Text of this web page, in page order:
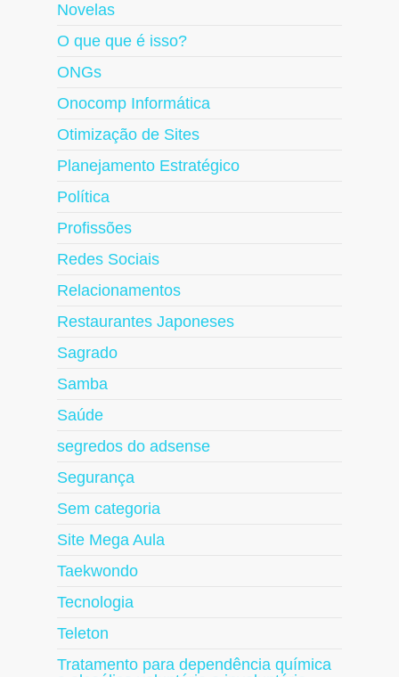
Novelas
O que que é isso?
ONGs
Onocomp Informática
Otimização de Sites
Planejamento Estratégico
Política
Profissões
Redes Sociais
Relacionamentos
Restaurantes Japoneses
Sagrado
Samba
Saúde
segredos do adsense
Segurança
Sem categoria
Site Mega Aula
Taekwondo
Tecnologia
Teleton
Tratamento para dependência química